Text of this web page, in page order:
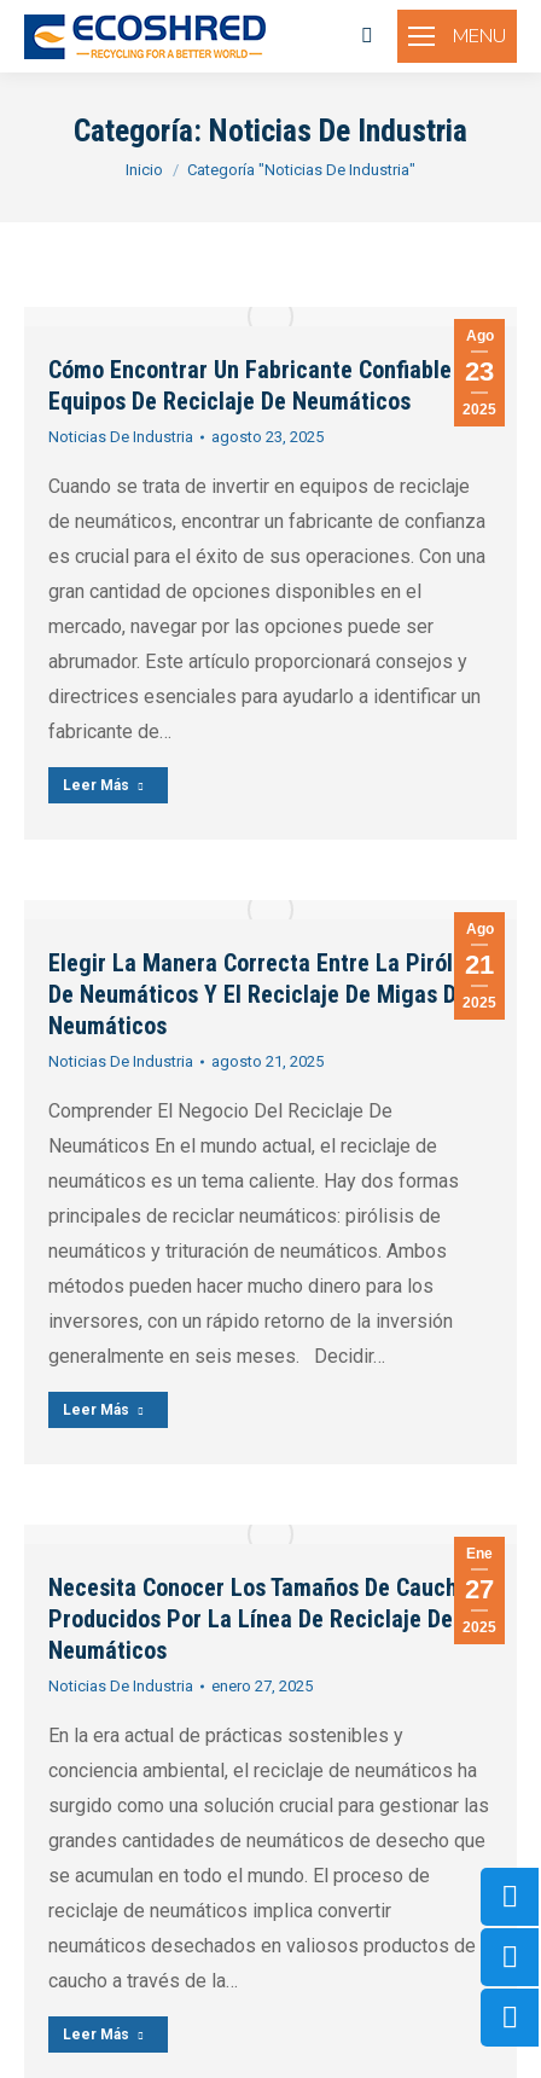
MENU
Buscar:
Categoría: Noticias De Industria
Estás aquí:
Inicio Categoría "Noticias De Industria"
Ago
23
2025
Cómo Encontrar Un Fabricante Confiable De
Equipos De Reciclaje De Neumáticos
Noticias De Industria agosto 23, 2025
Cuando se trata de invertir en equipos de reciclaje
de neumáticos, encontrar un fabricante de confianza
es crucial para el éxito de sus operaciones. Con una
gran cantidad de opciones disponibles en el
mercado, navegar por las opciones puede ser
abrumador. Este artículo proporcionará consejos y
directrices esenciales para ayudarlo a identificar un
fabricante de…
Leer Más
Ago
21
2025
Elegir La Manera Correcta Entre La Pirólisis
De Neumáticos Y El Reciclaje De Migas De
Neumáticos
Noticias De Industria agosto 21, 2025
Comprender El Negocio Del Reciclaje De
Neumáticos En el mundo actual, el reciclaje de
neumáticos es un tema caliente. Hay dos formas
principales de reciclar neumáticos: pirólisis de
neumáticos y trituración de neumáticos. Ambos
métodos pueden hacer mucho dinero para los
inversores, con un rápido retorno de la inversión
generalmente en seis meses. Decidir…
Leer Más
Ene
27
2025
Necesita Conocer Los Tamaños De Caucho
Producidos Por La Línea De Reciclaje De
Neumáticos
Noticias De Industria enero 27, 2025
En la era actual de prácticas sostenibles y
conciencia ambiental, el reciclaje de neumáticos ha
surgido como una solución crucial para gestionar las
grandes cantidades de neumáticos de desecho que
se acumulan en todo el mundo. El proceso de
reciclaje de neumáticos implica convertir
neumáticos desechados en valiosos productos de
caucho a través de la…
Leer Más